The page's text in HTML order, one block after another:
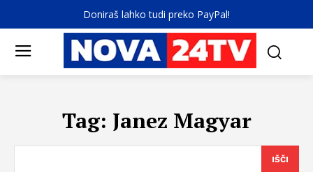
Doniraš lahko tudi preko PayPal!
Tag: Janez Magyar
IŠČI